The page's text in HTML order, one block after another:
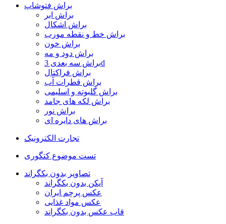
براش فتوشاپ
براش ابر
براش اشکال
براش خط و نقطه مورب
براش خون
براش دود و مه
براش سه بعدی 3d
براش فراکتال
براش قطرات آب
براش گلبوته و اسلیمی
براش لکه های جامد
براش نور
براش های دایره ای
تجارت الکترونیک
تست موضوع کتگوری
تصاویر بدون بکگراند
آیکن بدون بکگراند
عکس پرچم ایران
عکس مواد غذایی
قاب عکس بدون بکگراند